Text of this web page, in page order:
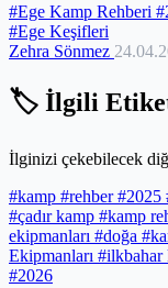
özgürlüğünü ve
glamping deneyimi
batırın, ister otantik
kendinize en uygun
derinleşen bir bağ
#Ege Kamp Rehberi
#Ege Keşifleri
Zehra Sönmez
🏷️ İlgili
İlginizi çekebilecek
#kamp #rehber#2025
#çadır kamp #kamp
ekipmanları #doğa
Ekipmanları #ilkbahar
#2026